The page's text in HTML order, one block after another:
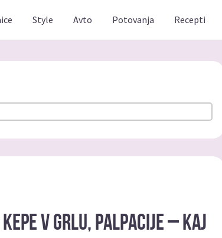
Style Avto Potovanja Recepti
v grlu, palpacije – kaj